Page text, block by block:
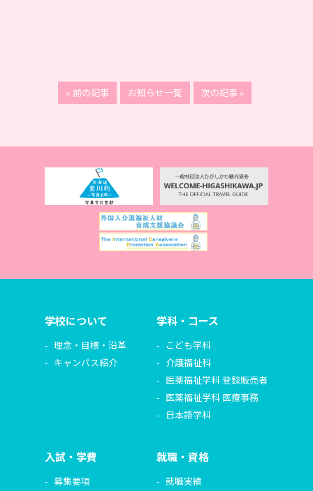
« 前の記事 お知らせ一覧 次の記事 »
学校について
理念・目標・沿革
キャンパス紹介
学科・コース
こども学科
介護福祉科
医薬福祉学科 登録販売者
医薬福祉学科 医療事務
日本語学科
入試・学費
募集要項
就職・資格
就職実績